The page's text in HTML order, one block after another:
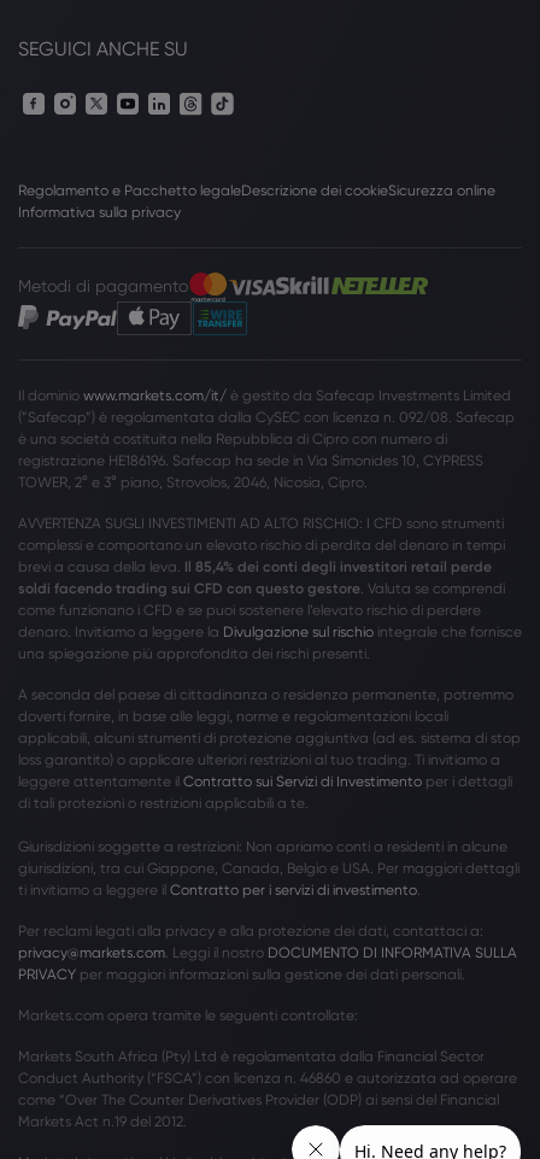
SEGUICI ANCHE SU
Regolamento e Pacchetto legaleDescrizione dei cookieSicurezza online
Informativa sulla privacy
Metodi di pagamento
Il dominio www.markets.com/it/ è gestito da Safecap Investments Limited
(”Safecap”) è regolamentata dalla CySEC con licenza n. 092/08. Safecap
è una società costituita nella Repubblica di Cipro con numero di
registrazione HE186196. Safecap ha sede in Via Simonides 10, CYPRESS
TOWER, 2° e 3° piano, Strovolos, 2046, Nicosia, Cipro.
AVVERTENZA SUGLI INVESTIMENTI AD ALTO RISCHIO: I CFD sono strumenti
complessi e comportano un elevato rischio di perdita del denaro in tempi
brevi a causa della leva. Il 85,4% dei conti degli investitori retail perde
soldi facendo trading sui CFD con questo gestore . Valuta se comprendi
come funzionano i CFD e se puoi sostenere l’elevato rischio di perdere
denaro. Invitiamo a leggere la Divulgazione sul rischio integrale che fornisce
una spiegazione più approfondita dei rischi presenti.
A seconda del paese di cittadinanza o residenza permanente, potremmo
doverti fornire, in base alle leggi, norme e regolamentazioni locali
applicabili, alcuni strumenti di protezione aggiuntiva (ad es. sistema di stop
loss garantito) o applicare ulteriori restrizioni al tuo trading. Ti invitiamo a
leggere attentamente il Contratto sui Servizi di Investimento per i dettagli
di tali protezioni o restrizioni applicabili a te.
Giurisdizioni soggette a restrizioni: Non apriamo conti a residenti in alcune
giurisdizioni, tra cui Giappone, Canada, Belgio e USA. Per maggiori dettagli
ti invitiamo a leggere il Contratto per i servizi di investimento
Per reclami legati alla privacy e alla protezione dei dati, contattaci a:
privacy@markets.com . Leggi il nostro DOCUMENTO DI INFORMATIVA SULLA
PRIVACY per maggiori informazioni sulla gestione dei dati personali.
Markets.com opera tramite le seguenti controllate:
Markets South Africa (Pty) Ltd è regolamentata dalla Financial Sector
Conduct Authority (“FSCA”) con licenza n. 46860 e autorizzata ad operare
come “Over The Counter Derivatives Provider (ODP) ai sensi del Financial
Markets Act n.19 del 2012.